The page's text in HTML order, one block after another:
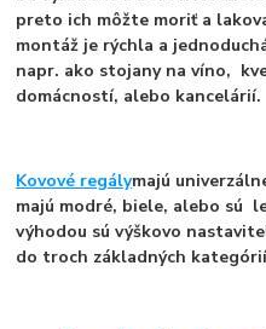
preto ich môžte moriť a
montáž je rýchla a
napr. ako stojany na víno,
domácností, alebo kancelárií.
Kovové regálymajú
majú modré, biele, alebo sú
výhodou sú výškovo
do troch základných